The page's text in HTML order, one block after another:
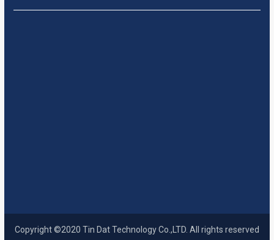
Copyright ©2020 Tin Dat Technology Co.,LTD. All rights reserved